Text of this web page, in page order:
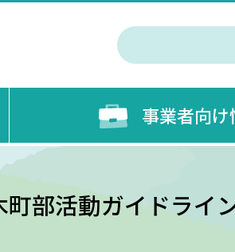
事業者向け
町部活動ガイドライ